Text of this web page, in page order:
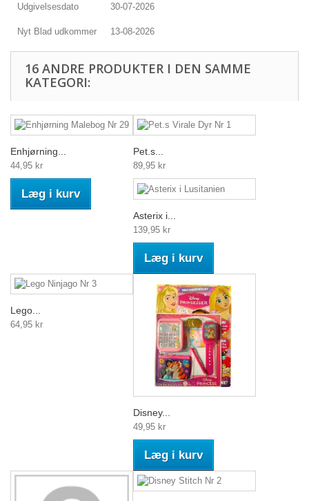
Udgivelsesdato 30-07-2026
Nyt Blad udkommer 13-08-2026
16 ANDRE PRODUKTER I DEN SAMME
KATEGORI:
Enhjørning...
44,95 kr
Læg i kurv
Pet.s...
89,95 kr
Asterix i...
139,95 kr
Læg i kurv
Lego...
64,95 kr
Disney...
49,95 kr
Læg i kurv